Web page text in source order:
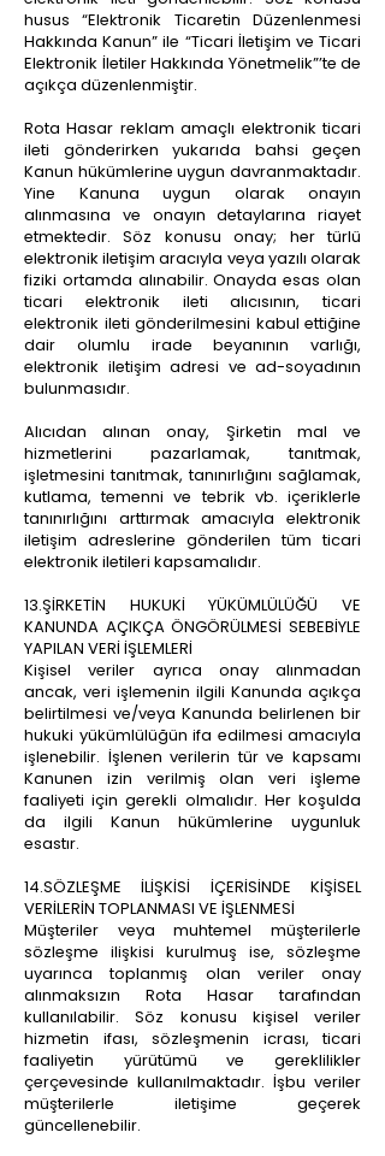
husus “Elektronik Ticaretin Düzenlenmesi
Hakkında Kanun” ile “Ticari İletişim ve Ticari
Elektronik İletiler Hakkında Yönetmelik”’te de
açıkça düzenlenmiştir.
Rota Hasar reklam amaçlı elektronik ticari
ileti gönderirken yukarıda bahsi geçen
Kanun hükümlerine uygun davranmaktadır.
Yine Kanuna uygun olarak onayın
alınmasına ve onayın detaylarına riayet
etmektedir. Söz konusu onay; her türlü
elektronik iletişim aracıyla veya yazılı olarak
fiziki ortamda alınabilir. Onayda esas olan
ticari elektronik ileti alıcısının, ticari
elektronik ileti gönderilmesini kabul ettiğine
dair olumlu irade beyanının varlığı,
elektronik iletişim adresi ve ad-soyadının
bulunmasıdır.
Alıcıdan alınan onay, Şirketin mal ve
hizmetlerini pazarlamak, tanıtmak,
işletmesini tanıtmak, tanınırlığını sağlamak,
kutlama, temenni ve tebrik vb. içeriklerle
tanınırlığını arttırmak amacıyla elektronik
iletişim adreslerine gönderilen tüm ticari
elektronik iletileri kapsamalıdır.
13.ŞİRKETİN HUKUKİ YÜKÜMLÜLÜĞÜ VE
KANUNDA AÇIKÇA ÖNGÖRÜLMESİ SEBEBİYLE
YAPILAN VERİ İŞLEMLERİ
Kişisel veriler ayrıca onay alınmadan
ancak, veri işlemenin ilgili Kanunda açıkça
belirtilmesi ve/veya Kanunda belirlenen bir
hukuki yükümlülüğün ifa edilmesi amacıyla
işlenebilir. İşlenen verilerin tür ve kapsamı
Kanunen izin verilmiş olan veri işleme
faaliyeti için gerekli olmalıdır. Her koşulda
da ilgili Kanun hükümlerine uygunluk
esastır.
14.SÖZLEŞME İLİŞKİSİ İÇERİSİNDE KİŞİSEL
VERİLERİN TOPLANMASI VE İŞLENMESİ
Müşteriler veya muhtemel müşterilerle
sözleşme ilişkisi kurulmuş ise, sözleşme
uyarınca toplanmış olan veriler onay
alınmaksızın Rota Hasar tarafından
kullanılabilir. Söz konusu kişisel veriler
hizmetin ifası, sözleşmenin icrası, ticari
faaliyetin yürütümü ve gereklilikler
çerçevesinde kullanılmaktadır. İşbu veriler
müşterilerle iletişime geçerek
güncellenebilir.